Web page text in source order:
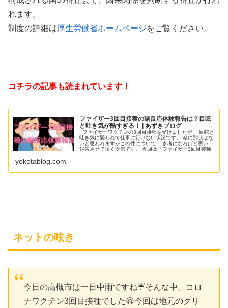
れます。
制度の詳細は厚生労働省ホームページをご覧ください。
コチラの記事も読まれています！
ファイザー3回目接種の副反応体験報告は？目眩
と吐き気が酷すぎる！ | あずきブログ
ファイザーワクチンの3回目接種を受けましたが、 目眩と
吐き気に襲われて仕事に行けない状況です。 命に別状はな
いと思われますがこの件について、 参考になればと思いご
報告させて頂く次第です。 今回は『ファイザー3回目接種
yokotablog.com
ネットの呟き
今日の高槻市は一日中雨ですね☔️そんな中、コロ
ナワクチン3回目接種でした😆今回は地元のクリ